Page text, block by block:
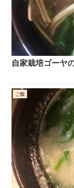
自家栽培ゴーヤ
ご飯